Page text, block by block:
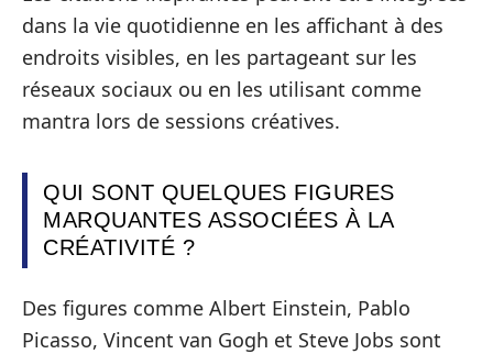
dans la vie quotidienne en les affichant à des
endroits visibles, en les partageant sur les
réseaux sociaux ou en les utilisant comme
mantra lors de sessions créatives.
QUI SONT QUELQUES FIGURES
MARQUANTES ASSOCIÉES À LA
CRÉATIVITÉ ?
Des figures comme Albert Einstein, Pablo
Picasso, Vincent van Gogh et Steve Jobs sont